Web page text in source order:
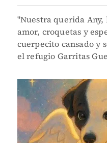
"Nuestra querida
amor, croquetas y
cuerpecito cansado y
el refugio Garritas